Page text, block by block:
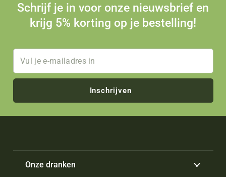
Schrijf je in voor onze nieuwsbrief en
krijg 5% korting op je bestelling!
Inschrijven
Onze dranken